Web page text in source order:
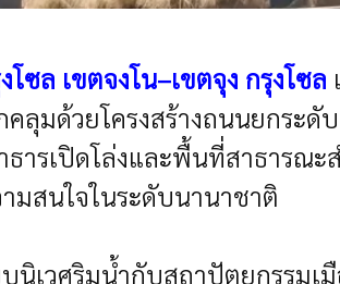
ซล เขตจงโน–เขตจุง กรุงโซล
มด้วยโครงสร้างถนนยกระดั
รเปิดโล่งและพื้นที่สาธารณะ
มสนใจในระดับนานาชาติ
เวศริมน้ำกับสถาปัตยกรรมเ